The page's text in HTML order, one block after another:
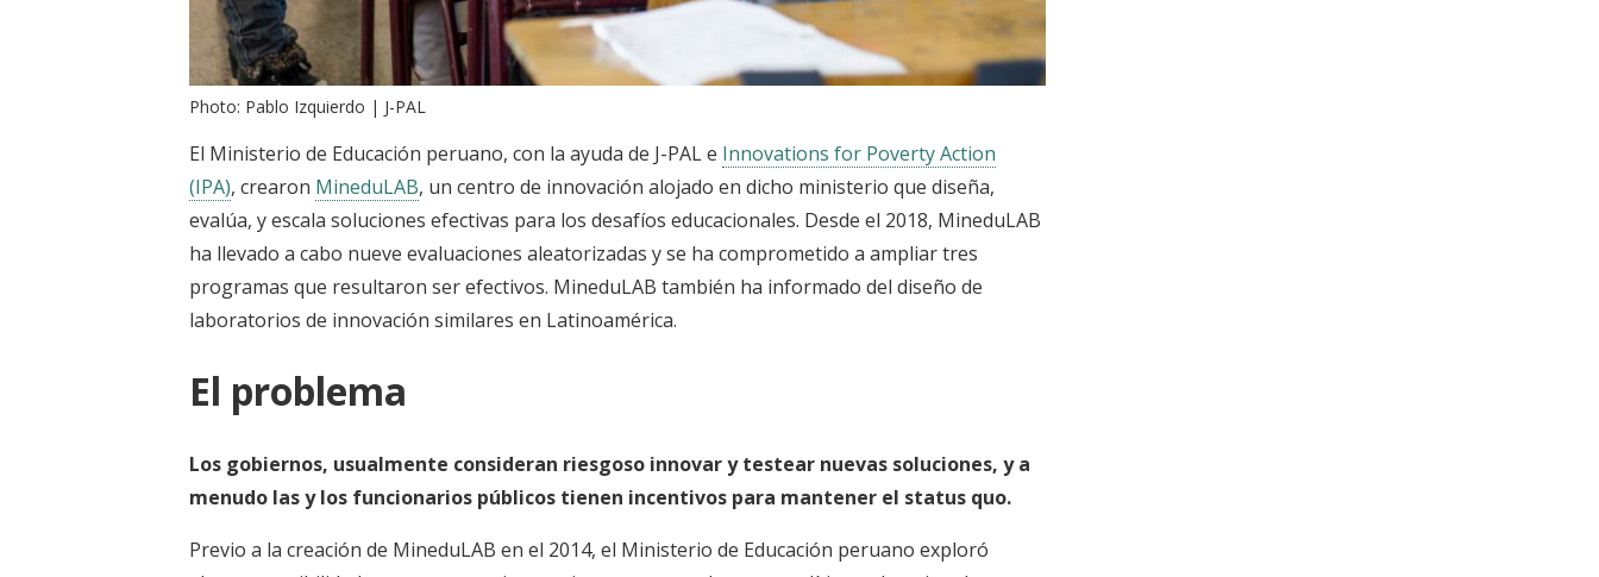
Photo: Pablo Izquierdo | J-PAL
El Ministerio de Educación peruano, con la ayuda de J-PAL e Innovations for Poverty Action
(IPA), crearon MineduLAB, un centro de innovación alojado en dicho ministerio que diseña,
evalúa, y escala soluciones efectivas para los desafíos educacionales. Desde el 2018, MineduLAB
ha llevado a cabo nueve evaluaciones aleatorizadas y se ha comprometido a ampliar tres
programas que resultaron ser efectivos. MineduLAB también ha informado del diseño de
laboratorios de innovación similares en Latinoamérica.
El problema
Los gobiernos, usualmente consideran riesgoso innovar y testear nuevas soluciones, y a
menudo las y los funcionarios públicos tienen incentivos para mantener el status quo.
Previo a la creación de MineduLAB en el 2014, el Ministerio de Educación peruano exploró